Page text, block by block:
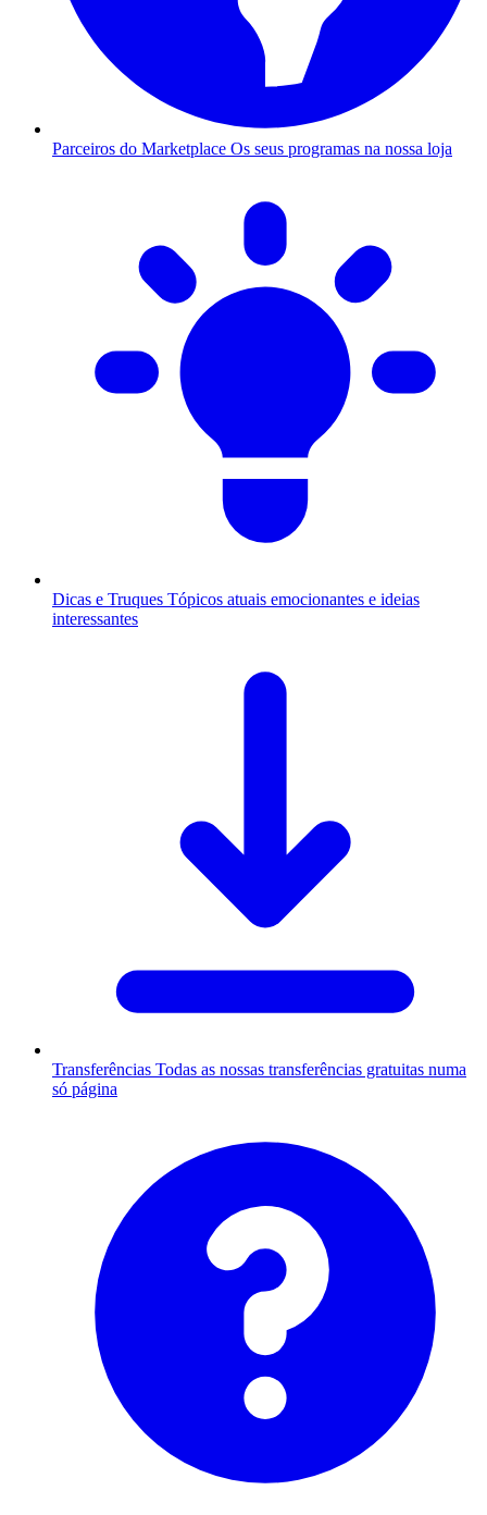
Parceiros do Marketplace Os seus programas na nossa loja
Dicas e Truques Tópicos atuais emocionantes e ideias
interessantes
Transferências Todas as nossas transferências gratuitas numa
só página